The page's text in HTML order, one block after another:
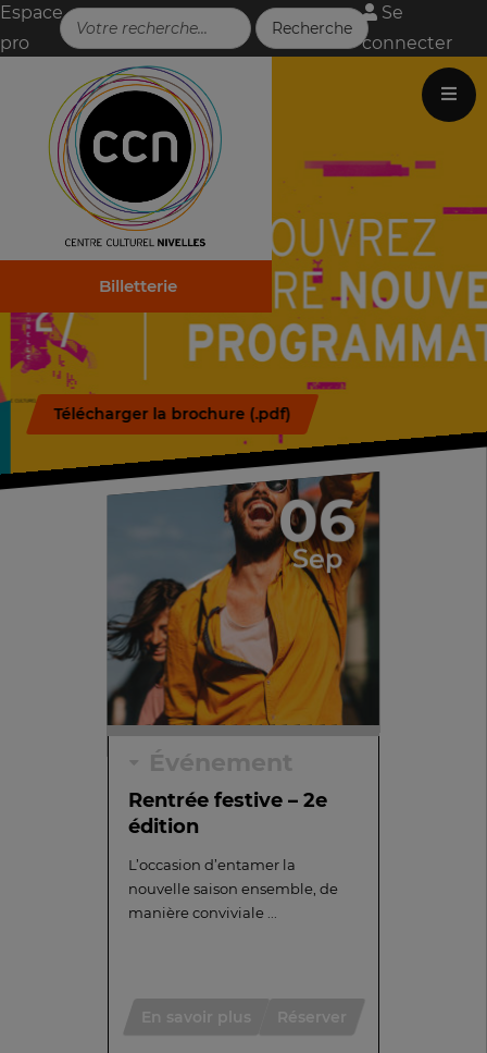
Espace
pro
Se
connecter
Billetterie
Télécharger la brochure (.pdf)
06
Sep
Événement
Rentrée festive – 2e
édition
L’occasion d’entamer la
nouvelle saison ensemble, de
manière conviviale ...
En savoir plus Réserver